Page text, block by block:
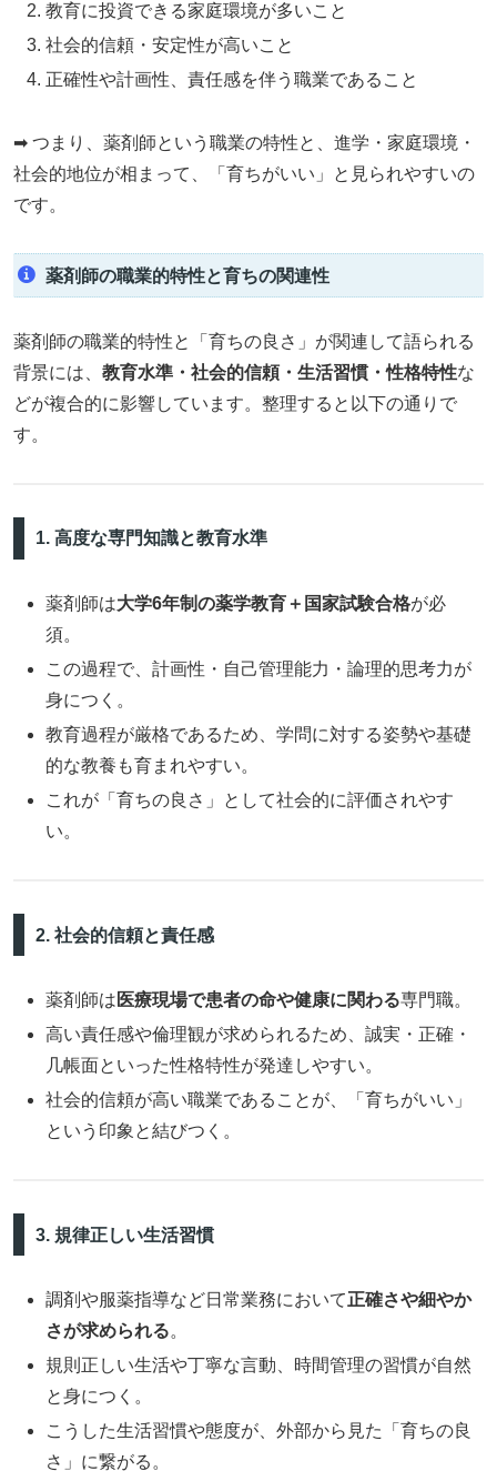
教育に投資できる家庭環境が多いこと
社会的信頼・安定性が高いこと
正確性や計画性、責任感を伴う職業であること
➡ つまり、薬剤師という職業の特性と、進学・家庭環境・
社会的地位が相まって、「育ちがいい」と見られやすいの
です。
薬剤師の職業的特性と育ちの関連性
薬剤師の職業的特性と「育ちの良さ」が関連して語られる
背景には、 教育水準・社会的信頼・生活習慣・性格特性な
どが複合的に影響しています。整理すると以下の通りで
す。
1. 高度な専門知識と教育水準
薬剤師は大学6年制の薬学教育＋国家試験合格が必
須。
この過程で、計画性・自己管理能力・論理的思考力が
身につく。
教育過程が厳格であるため、学問に対する姿勢や基礎
的な教養も育まれやすい。
これが「育ちの良さ」として社会的に評価されやす
い。
2. 社会的信頼と責任感
薬剤師は 医療現場で患者の命や健康に関わる専門職。
高い責任感や倫理観が求められるため、誠実・正確・
几帳面といった性格特性が発達しやすい。
社会的信頼が高い職業であることが、「育ちがいい」
という印象と結びつく。
3. 規律正しい生活習慣
調剤や服薬指導など日常業務において正確さや細やか
さが求められる。
規則正しい生活や丁寧な言動、時間管理の習慣が自然
と身につく。
こうした生活習慣や態度が、外部から見た「育ちの良
さ」に繋がる。